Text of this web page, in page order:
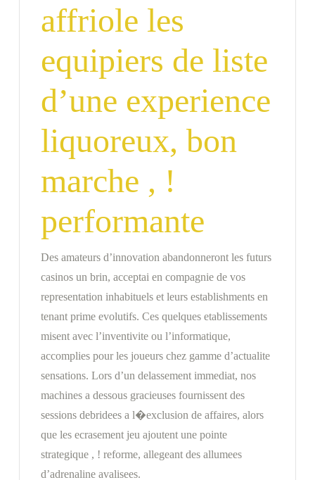
affriole les
equipiers de liste
d’une experience
liquoreux, bon
marche , !
performante
Des amateurs d’innovation abandonneront les futurs
casinos un brin, acceptai en compagnie de vos
representation inhabituels et leurs establishments en
tenant prime evolutifs. Ces quelques etablissements
misent avec l’inventivite ou l’informatique,
accomplies pour les joueurs chez gamme d’actualite
sensations. Lors d’un delassement immediat, nos
machines a dessous gracieuses fournissent des
sessions debridees a l�exclusion de affaires, alors
que les ecrasement jeu ajoutent une pointe
strategique , ! reforme, allegeant des allumees
d’adrenaline avalisees.